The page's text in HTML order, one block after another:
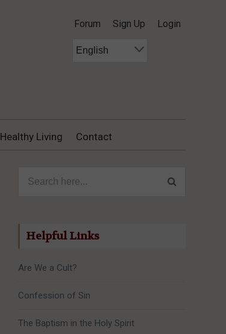
Forum Sign Up Login
Healthy Living Contact
Helpful Links
Are We a Cult?
Confession of Sin
The Baptism in the Holy Spirit